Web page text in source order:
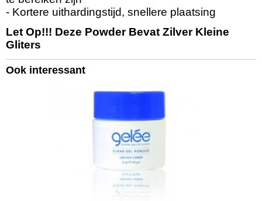
- Kortere uithardingstijd, snellere plaatsing
Let Op!!! Deze Powder Bevat Zilver Kleine
Gliters
Ook interessant